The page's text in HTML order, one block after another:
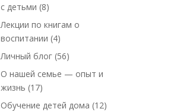
с детьми (8)
Лекции по книгам о
воспитании (4)
Личный блог (56)
О нашей семье — опыт и
жизнь (17)
Обучение детей дома (12)